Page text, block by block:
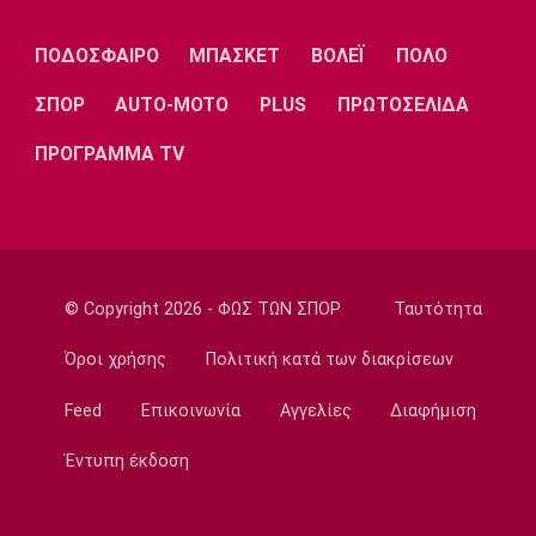
Μπάσκετ Ελλάδα
την πέμπτη θέση
Super League 1
11:05
Ποδόσφαιρο - Διεθνή
Liga Portugal: «Γκέλα» για τη Σπόρτινγκ
παρά το γκολ του Ιωαννίδη
ΠΟΔΟΣΦΑΙΡΟ ΜΠΑΣΚΕΤ ΒΟΛΕΪ ΠΟΛΟ
ΣΠΟΡ AUTO-MOTO PLUS ΠΡΩΤΟΣΕΛΙΔΑ
ΠΡΟΓΡΑΜΜΑ TV
© Copyright 2026 - ΦΩΣ ΤΩΝ ΣΠΟΡ Ταυτότητα
Όροι χρήσης Πολιτική κατά των διακρίσεων
Feed Επικοινωνία Αγγελίες Διαφήμιση
Έντυπη έκδοση